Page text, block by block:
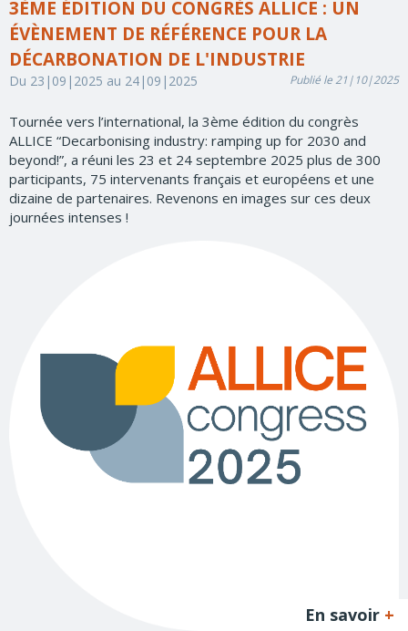
3ÈME ÉDITION DU CONGRÈS ALLICE : UN
ÉVÈNEMENT DE RÉFÉRENCE POUR LA
DÉCARBONATION DE L'INDUSTRIE
Du 23|09|2025 au 24|09|2025 Publié le 21|10|2025
Tournée vers l’international, la 3ème édition du congrès
ALLICE “Decarbonising industry: ramping up for 2030 and
beyond!”, a réuni les 23 et 24 septembre 2025 plus de 300
participants, 75 intervenants français et européens et une
dizaine de partenaires. Revenons en images sur ces deux
journées intenses !
En savoir +